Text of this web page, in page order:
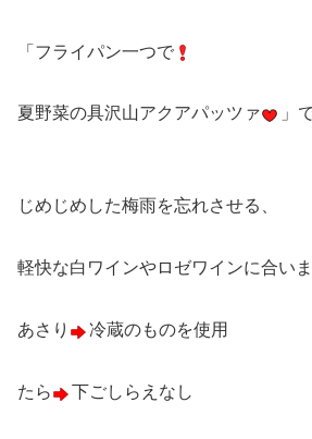
「フライパン一つで
夏野菜の具沢山アクアパッツァ 」
じめじめした梅雨を忘れさせる、
軽快な白ワインやロゼワインに合い
あさり 冷蔵のものを使用
たら 下ごしらえなし